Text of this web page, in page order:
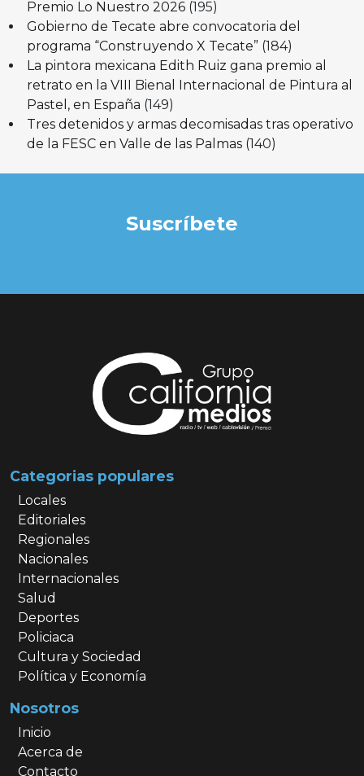
Premio Lo Nuestro 2026 (195)
Gobierno de Tecate abre convocatoria del
programa “Construyendo X Tecate” (184)
La pintora mexicana Edith Ruiz gana premio al
retrato en la VIII Bienal Internacional de Pintura al
Pastel, en España (149)
Tres detenidos y armas decomisadas tras operativo
de la FESC en Valle de las Palmas (140)
Suscríbete
Categorias populares
Locales
Editoriales
Regionales
Nacionales
Internacionales
Salud
Deportes
Policiaca
Cultura y Sociedad
Política y Economía
Nosotros
Inicio
Acerca de
Contacto